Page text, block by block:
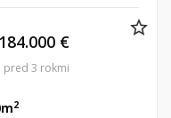
2
184.000 €
pred 3 rokmi